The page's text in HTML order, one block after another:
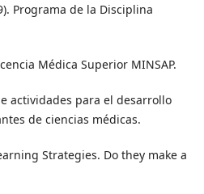
Programa de la Disciplina
Médica Superior MINSAP.
actividades para el desarrollo
de ciencias médicas.
Strategies. Do they make a